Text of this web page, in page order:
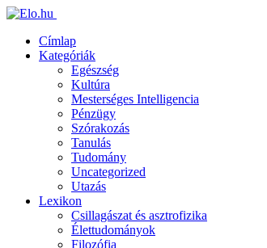
Címlap
Kategóriák
Egészség
Kultúra
Mesterséges Intelligencia
Pénzügy
Szórakozás
Tanulás
Tudomány
Uncategorized
Utazás
Lexikon
Csillagászat és asztrofizika
Élettudományok
Filozófia